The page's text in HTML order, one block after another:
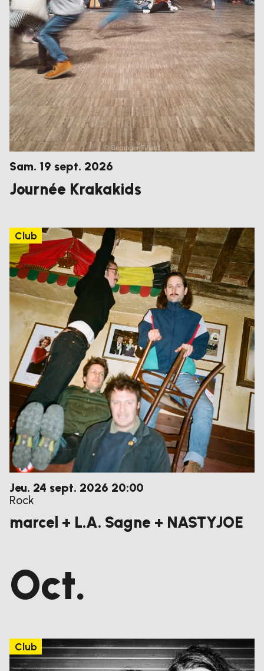
samedi
Sam. 19 septembre
sept. 2026
Journée Krakakids
Club
jeudi
Jeu. 24 septembre
sept. 2026 20:00
Rock
marcel + L.A. Sagne + NASTYJOE
Oct.
Club